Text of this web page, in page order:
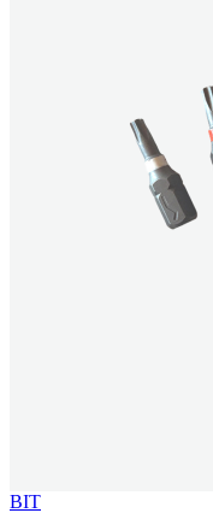
BIT